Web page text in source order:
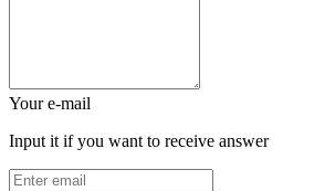
Your e-mail
Input it if you want to receive answer